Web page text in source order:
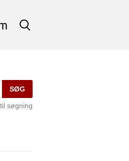
SØG
SØG
søgning